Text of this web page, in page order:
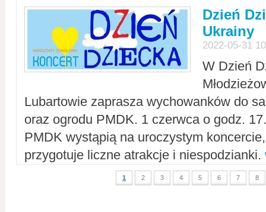
Dzień
Ukrainy
2022-05-31
W Dzień
Lubartowie zaprasza wychowanków do
oraz ogrodu PMDK. 1 czerwca o godz.
PMDK wystąpią na uroczystym
przygotuje liczne atrakcje i niespodzianki.
1 2 3 4 5 6 7 8